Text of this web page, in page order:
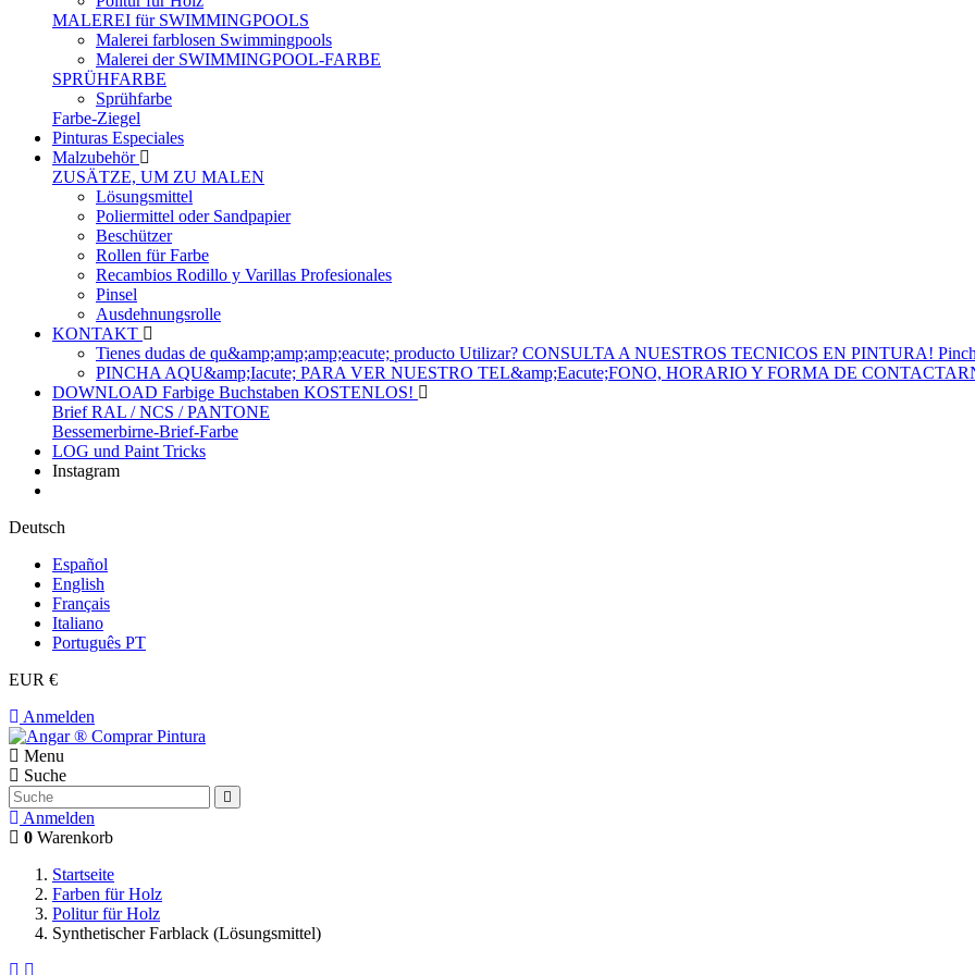
MALEREI für SWIMMINGPOOLS
Malerei farblosen Swimmingpools
Malerei der SWIMMINGPOOL-FARBE
SPRÜHFARBE
Sprühfarbe
Farbe-Ziegel
Pinturas Especiales
Malzubehör
ZUSÄTZE, UM ZU MALEN
Lösungsmittel
Poliermittel oder Sandpapier
Beschützer
Rollen für Farbe
Recambios Rodillo y Varillas Profesionales
Pinsel
Ausdehnungsrolle
KONTAKT
Tienes dudas de qu&amp;amp;amp;eacute; producto Utilizar? CONSULTA A NUESTROS TECNICOS EN PINTURA!
PINCHA AQU&amp;Iacute; PARA VER NUESTRO TEL&amp;Eacute;FONO, HORARIO Y FORMA DE
DOWNLOAD Farbige Buchstaben KOSTENLOS!
Brief RAL / NCS / PANTONE
Bessemerbirne-Brief-Farbe
LOG und Paint Tricks
Instagram
Deutsch
Español
English
Français
Italiano
Português PT
EUR €
Anmelden
Menu
Suche
Anmelden
0 Warenkorb
Startseite
Farben für Holz
Politur für Holz
Synthetischer Farblack (Lösungsmittel)